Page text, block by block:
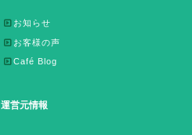
お知らせ
お客様の声
Café Blog
運営元情報